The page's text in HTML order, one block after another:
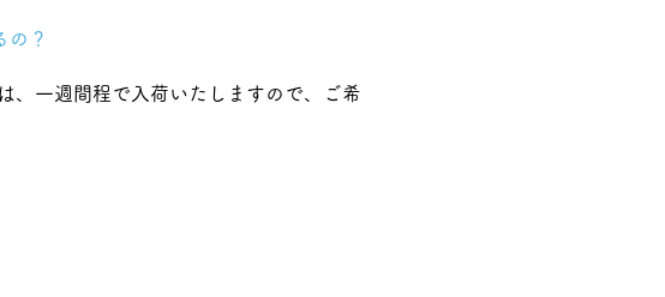
の？
、一週間程で入荷いたしますので、ご希